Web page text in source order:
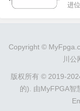
路
进
图
Copyright ©
川
版权所有 © 2019-
的).
由MyFPGA智